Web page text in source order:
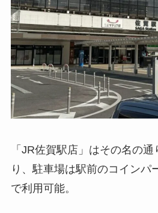
「JR佐賀駅店」はその名の
り、駐車場は駅前のコインパ
で利用可能。